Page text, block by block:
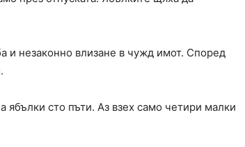
и незаконно влизане в чужд имот. Според
ябълки сто пъти. Аз взех само четири малки